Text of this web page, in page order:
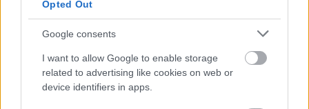
Opted Out
Google consents
I want to allow Google to enable storage
related to advertising like cookies on web or
device identifiers in apps.